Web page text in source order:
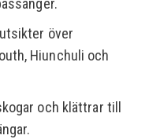
över
Hiunchuli och
och klättrar till